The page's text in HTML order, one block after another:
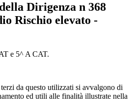
Dirigenza n 368
Rischio elevato -
e 5^ A CAT.
da questo utilizzati si avvalgono di
ed utili alle finalità illustrate nella